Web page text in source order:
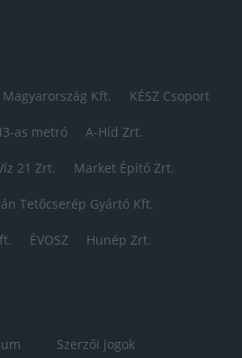
Kft. KÉSZ Csoport
as metró A-Híd Zrt.
21 Zrt. Market Építő Zrt.
Tetőcserép Gyártó Kft.
ÉVOSZ Hunép Zrt.
Szerzői jogok